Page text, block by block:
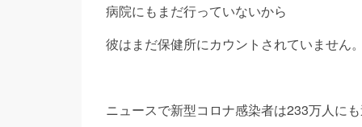
病院にもまだ行っていないから
彼はまだ保健所にカウントされていません
ニュースで新型コロナ感染者は233万人に